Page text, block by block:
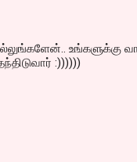
உங்களுக்கு
:))))))